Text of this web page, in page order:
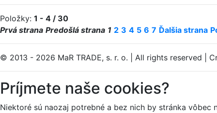
Položky: 1 - 4 / 30
Prvá strana Predošlá strana 1 2 3 4 5 6 7 Ďalšia strana
© 2013 - 2026 MaR TRADE, s. r. o. All rights reserved
Príjmete naše cookies?
Niektoré sú naozaj potrebné a bez nich by stránka vôbec